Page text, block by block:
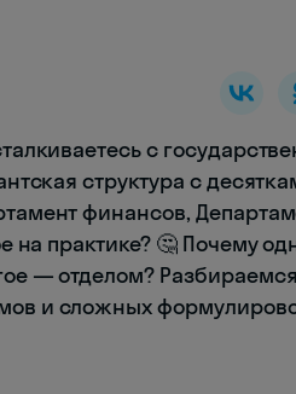
с
структура с
финансов,
на практике? 🤔 Почему
— отделом?
и сложных